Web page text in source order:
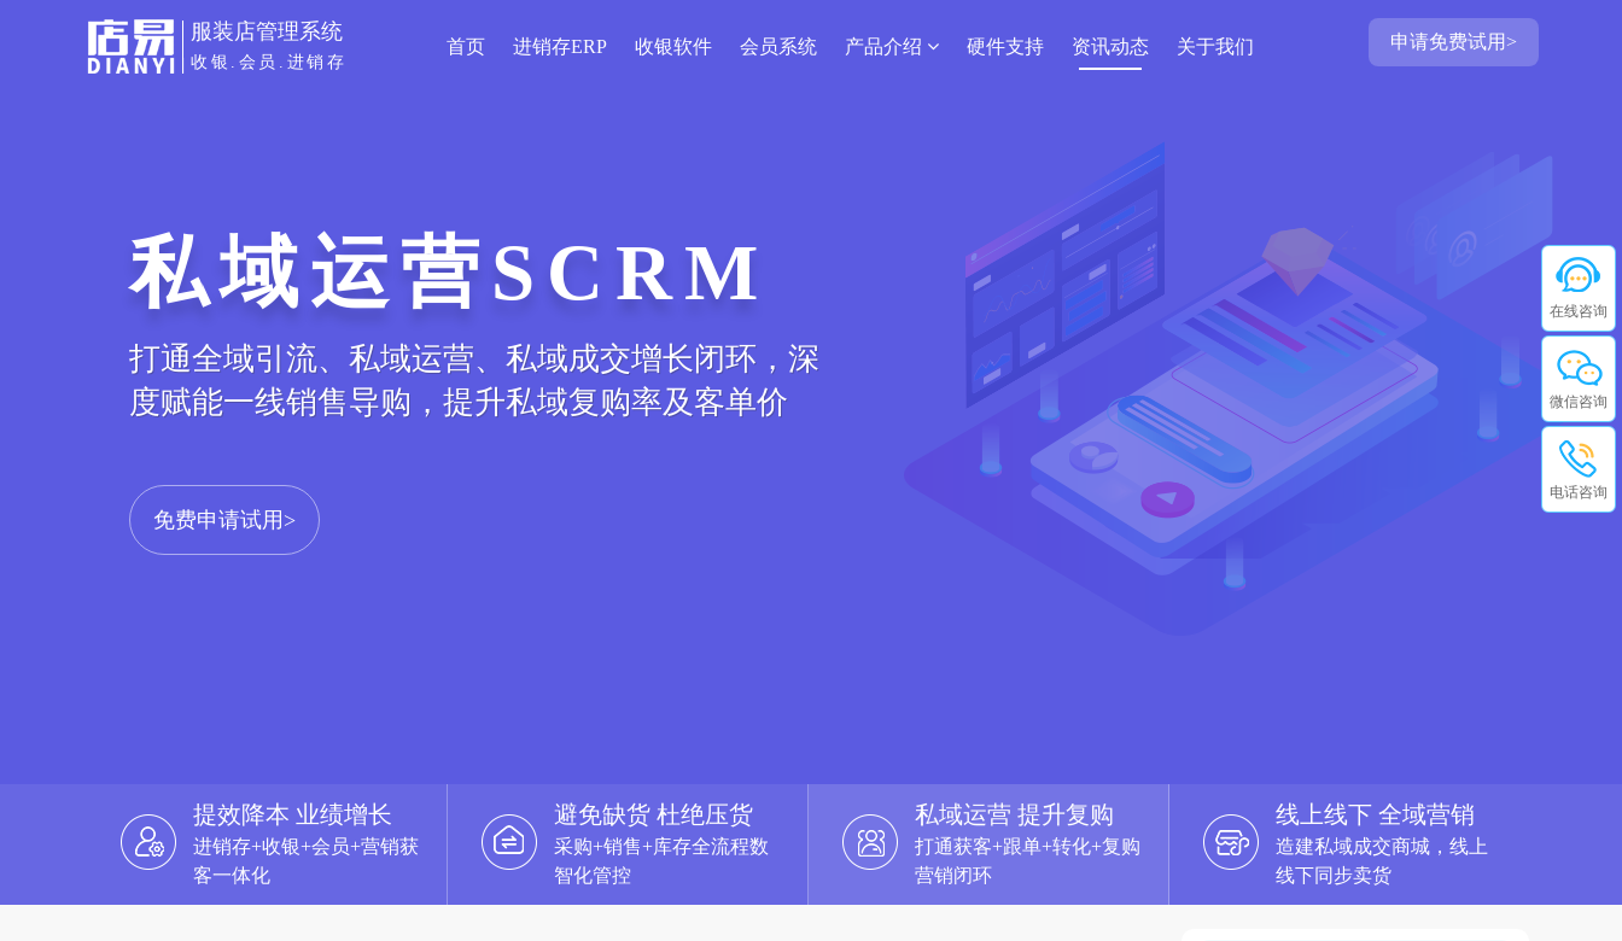
申请免费试用>
服装店管理系统
收银.会员.进销存
首页 进销存ERP 收银软件 会员系统 产品介绍 硬件支持 资讯动态 关于我们
私域运营SCRM
打通全域引流、私域运营、私域成交增长闭环，深
度赋能一线销售导购，提升私域复购率及客单价
免费申请试用>
提效降本 业绩增长
进销存+收银+会员+营销获
客一体化
避免缺货 杜绝压货
采购+销售+库存全流程数
智化管控
私域运营 提升复购
打通获客+跟单+转化+复购
营销闭环
线上线下 全域营销
造建私域成交商城，线上
线下同步卖货
在线咨询
微信咨询
电话咨询